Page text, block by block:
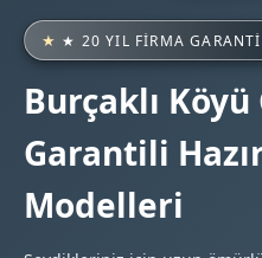
★ 20 YIL FIRMA
Burçaklı
Garantili
Modelleri